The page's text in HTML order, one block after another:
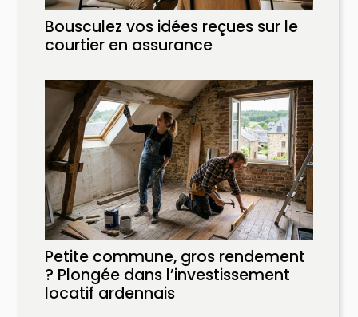
Bousculez vos idées reçues sur le
courtier en assurance
Petite commune, gros rendement
? Plongée dans l’investissement
locatif ardennais